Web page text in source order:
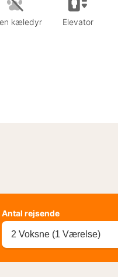
kæledyr Elevator
Antal rejsende
2 Voksne (1 Værelse)